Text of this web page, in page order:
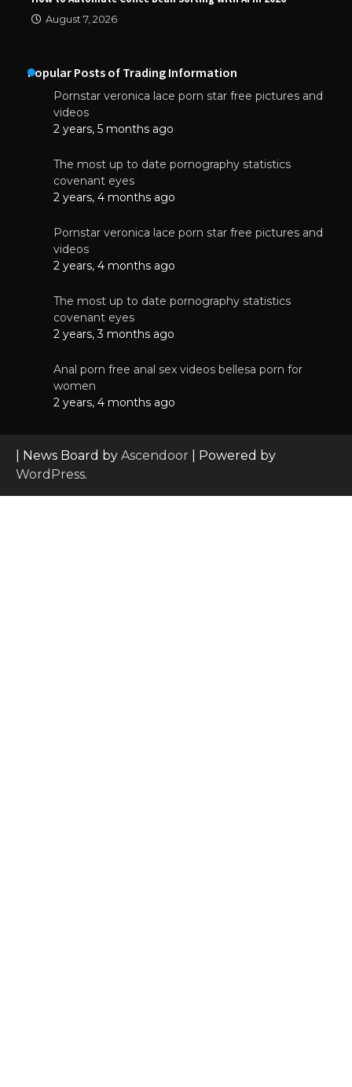
August 7, 2026
Popular Posts of Trading Information
Pornstar veronica lace porn star free pictures and
videos
2 years, 5 months ago
The most up to date pornography statistics
covenant eyes
2 years, 4 months ago
Pornstar veronica lace porn star free pictures and
videos
2 years, 4 months ago
The most up to date pornography statistics
covenant eyes
2 years, 3 months ago
Anal porn free anal sex videos bellesa porn for
women
2 years, 4 months ago
| News Board by Ascendoor | Powered by
WordPress.